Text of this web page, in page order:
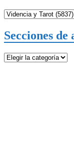
Secciones de
Secciones